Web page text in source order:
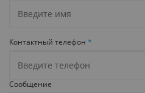
Контактный телефон *
Сообщение